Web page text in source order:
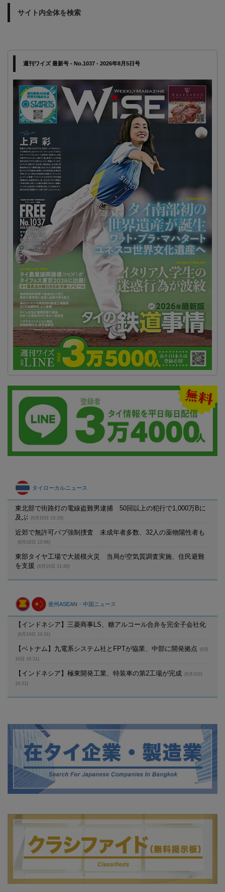
サイト内全体を検索
週刊ワイズ 最新号 - No.1037 - 2026年8月5日号
タイローカルニュース
東北部で街路灯の電線盗難男逮捕 50回以上の犯行で1,000万Bに
及ぶ
(8月10日 13:10)
近郊で無許可パブ強制捜査 未成年者多数、32人の薬物陽性者も
(8月10日 13:06)
東部タイヤ工場で大規模火災 当局が空気質調査実施、住民避難
を支援
(8月10日 11:40)
亜州ASEAN・中国ニュース
【インドネシア】三菱商事LS、糖アルコール合弁を完全子会社化
(8月10日 10:31)
【ベトナム】九電系システム社とFPTが協業、中部に開発拠点
(8月
10日 10:31)
【インドネシア】極東開発工業、特装車の第2工場が完成
(8月10日
10:31)